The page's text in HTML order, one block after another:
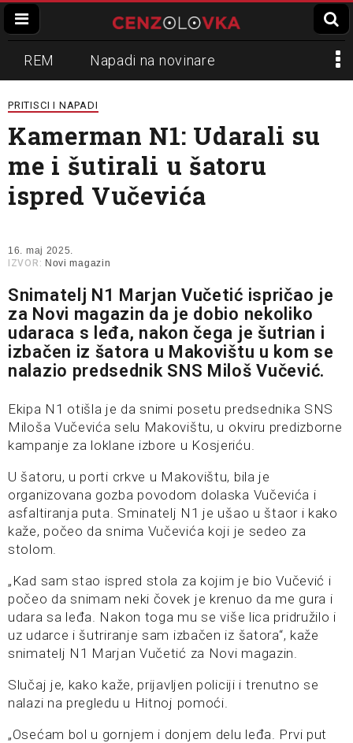
REM Napadi na novinare
Zvučni top
Propaganda Lokalni mediji
Informer Slavko Ćuruvija
PRITISCI I NAPADI
Kamerman N1: Udarali su
me i šutirali u šatoru
ispred Vučevića
16. maj 2025.
IZVOR: Novi magazin
Snimatelj N1 Marjan Vučetić ispričao je
za Novi magazin da je dobio nekoliko
udaraca s leđa, nakon čega je šutrian i
izbačen iz šatora u Makovištu u kom se
nalazio predsednik SNS Miloš Vučević.
Ekipa N1 otišla je da snimi posetu predsednika SNS
Miloša Vučevića selu Makovištu, u okviru predizborne
kampanje za loklane izbore u Kosjeriću.
U šatoru, u porti crkve u Makovištu, bila je
organizovana gozba povodom dolaska Vučevića i
asfaltiranja puta. Sminatelj N1 je ušao u štaor i kako
kaže, počeo da snima Vučevića koji je sedeo za
stolom.
„Kad sam stao ispred stola za kojim je bio Vučević i
počeo da snimam neki čovek je krenuo da me gura i
udara sa leđa. Nakon toga mu se više lica pridružilo i
uz udarce i šutriranje sam izbačen iz šatora“, kaže
snimatelj N1 Marjan Vučetić za Novi magazin.
Slučaj je, kako kaže, prijavljen policiji i trenutno se
nalazi na pregledu u Hitnoj pomoći.
„Osećam bol u gornjem i donjem delu leđa. Prvi put